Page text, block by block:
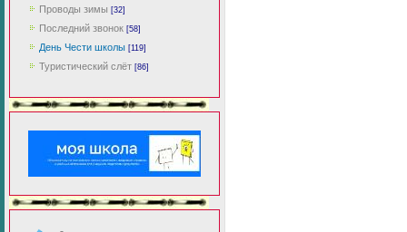
Проводы зимы [32]
Последний звонок [58]
День Чести школы [119]
Туристический слёт [86]